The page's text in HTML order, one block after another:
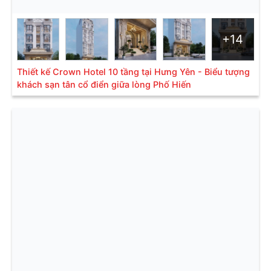
+14
Thiết kế Crown Hotel 10 tầng tại Hưng Yên - Biểu tượng
khách sạn tân cổ điển giữa lòng Phố Hiến